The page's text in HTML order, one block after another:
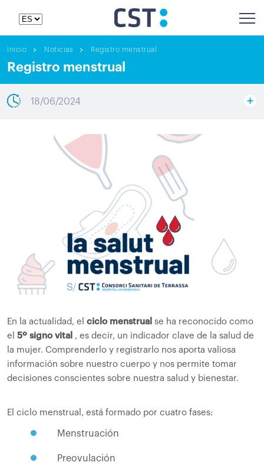
Inicio Noticias Registro menstrual
Registro menstrual
18/06/2024
En la actualidad, el ciclo menstrual se ha reconocido como
el 5º signo vital , es decir, un indicador clave de la salud de
la mujer. Comprenderlo y registrarlo nos aporta valiosa
información sobre nuestro cuerpo y nos permite tomar
decisiones conscientes sobre nuestra salud y bienestar.
El ciclo menstrual, está formado por cuatro fases:
Menstruación
Preovulación